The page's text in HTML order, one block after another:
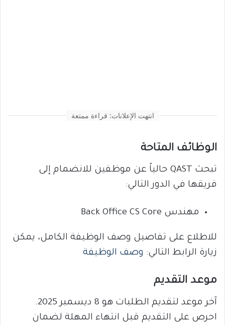
انتهت الإعلانات: قراءة ممتعة
الوظائف المتاحة
تبحث QAST حالياً عن موظفين للانضمام إلى
فريقها في الدور التالي:
مهندس Back Office CS Core
للاطلاع على تفاصيل وصف الوظيفة الكامل، يمكن
زيارة الرابط التالي: وصف الوظيفة
موعد التقديم
آخر موعد لتقديم الطلبات هو 8 ديسمبر 2025.
احرص على التقديم قبل انتهاء المهلة لضمان